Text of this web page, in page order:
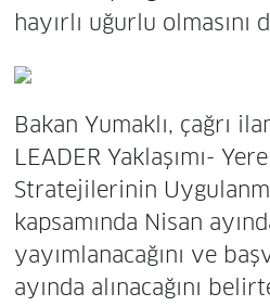
hayırlı uğurlu olmasını
Bakan Yumaklı, çağrı
LEADER Yaklaşımı-
Stratejilerinin
kapsamında Nisan
yayımlanacağını ve
ayında alınacağını